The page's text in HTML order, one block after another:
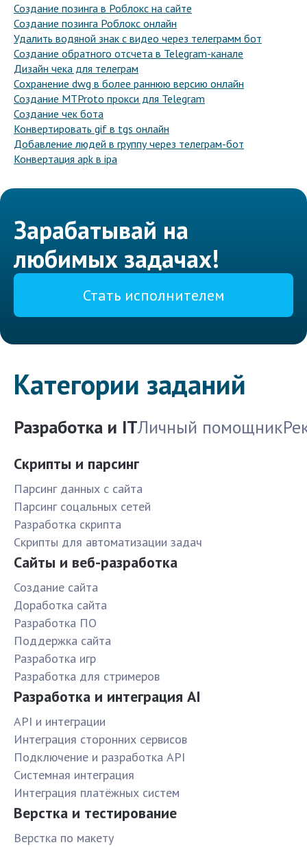
Создание позинга в Роблокс на сайте
Создание позинга Роблокс онлайн
Удалить водяной знак с видео через телеграмм бот
Создание обратного отсчета в Telegram-канале
Дизайн чека для телеграм
Сохранение dwg в более раннюю версию онлайн
Создание MTProto прокси для Telegram
Создание чек бота
Конвертировать gif в tgs онлайн
Добавление людей в группу через телеграм-бот
Конвертация apk в ipa
Зарабатывай на
любимых задачах!
Стать исполнителем
Категории заданий
Разработка и ITЛичный помощник
Скрипты и парсинг
Парсинг данных с сайта
Парсинг соцальных сетей
Разработка скрипта
Скрипты для автоматизации задач
Сайты и веб-разработка
Создание сайта
Доработка сайта
Разработка ПО
Поддержка сайта
Разработка игр
Разработка для стримеров
Разработка и интеграция AI
API и интеграции
Интеграция сторонних сервисов
Подключение и разработка API
Системная интеграция
Интеграция платёжных систем
Верстка и тестирование
Верстка по макету